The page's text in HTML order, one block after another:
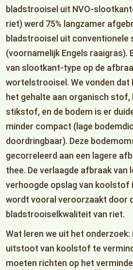
bladstrooisel uit NVO-
riet) werd 75% langzamer
bladstrooisel uit conventionele
(voornamelijk Engels raaigras).
van slootkant-type op de
wortelstrooisel. We vonden dat
het gehalte aan organisch
stikstof, en de bodem is er
minder compact (lage
doordringbaar). Deze
gecorreleerd aan een lagere
thee. De verlaagde afbraak van
verhoogde opslag van koolstof
wordt vooral veroorzaakt door
bladstrooiselkwaliteit van riet.
Wat leren we uit het onderzoek:
uitstoot van koolstof te
moeten richten op het